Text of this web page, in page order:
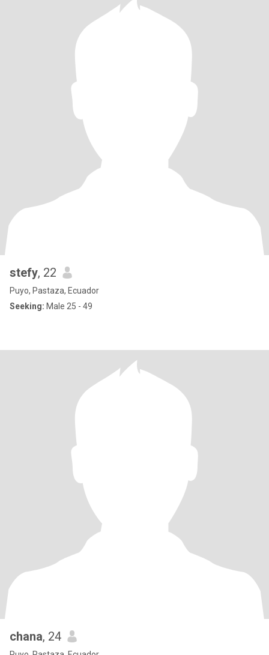
stefy, 22
Puyo, Pastaza, Ecuador
Seeking: Male 25 - 49
chana, 24